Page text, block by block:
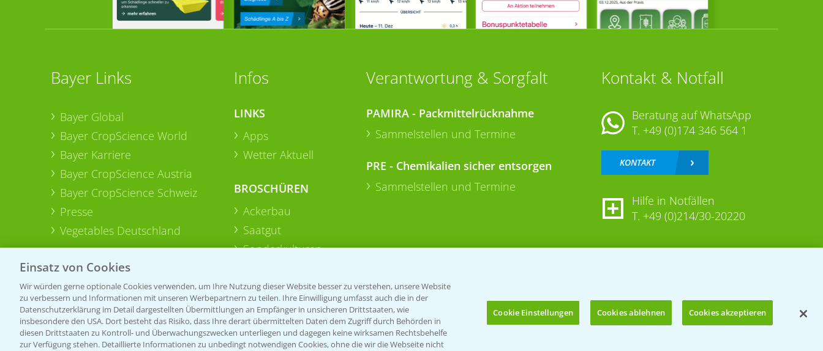
Bayer Links
Bayer Global
Bayer CropScience World
Bayer Karriere
Bayer CropScience Austria
Bayer CropScience Schweiz
Presse
Vegetables Deutschland
Infos
LINKS
Apps
Wetter Aktuell
BROSCHÜREN
Ackerbau
Saatgut
Sonderkulturen
Verantwortung & Sorgfalt
PAMIRA - Packmittelrücknahme
Sammelstellen und Termine
PRE - Chemikalien sicher entsorgen
Sammelstellen und Termine
Kontakt & Notfall
Beratung auf WhatsApp
T. +49 (0)174 346 564 1
KONTAKT
Hilfe in Notfällen
T. +49 (0)214/30-20220
Einsatz von Cookies
Wir würden gerne optionale Cookies verwenden, um Ihre Nutzung dieser Website besser zu verstehen, unsere Website
zu verbessern und Informationen mit unseren Werbepartnern zu teilen. Ihre Einwilligung umfasst auch die in der
Datenschutzerklärung im Detail dargestellten Übermittlungen an Empfänger in unsicheren Drittstaaten, wie
insbesondere den USA. Dort besteht das Risiko, dass Ihre derart übermittelten Daten dem Zugriff durch Behörden in
diesen Drittstaaten zu Kontroll- und Überwachungszwecken unterliegen und dagegen keine wirksamen Rechtsbehelfe
zur Verfügung stehen. Detaillierte Informationen zu unbedingt notwendigen Cookies, ohne die wir die Webseite nicht
Cookie Einstellungen Cookies ablehnen Cookies akzeptieren